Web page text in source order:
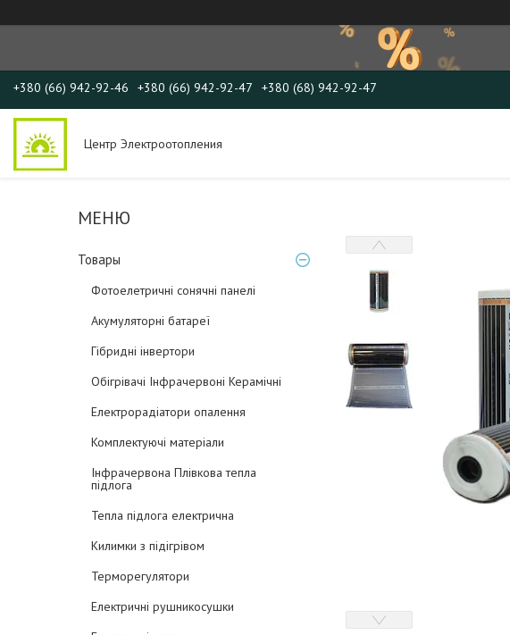
+380 (66) 942-92-46 +380 (66) 942-92-47 +380 (68) 942-92-47
Центр Электроотопления
Товары
Фотоелетричні cонячні панелі
Акумуляторні батареї
Гібридні інвертори
Обігрівачі Інфрачервоні Керамічні
Електрорадіатори опалення
Комплектуючі матеріали
Інфрачервона Плівкова тепла
підлога
Тепла підлога електрична
Килимки з підігрівом
Терморегулятори
Електричні рушникосушки